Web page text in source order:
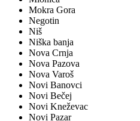
Mokra Gora
Negotin
Niš
Niška banja
Nova Crnja
Nova Pazova
Nova Varoš
Novi Banovci
Novi Bečej
Novi Kneževac
Novi Pazar